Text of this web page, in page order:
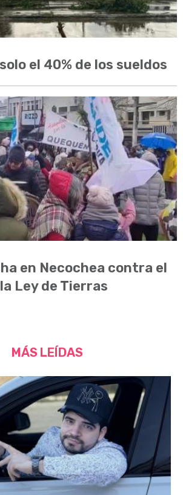
el 40% de los sueldos
en Necochea contra el
Ley de Tierras
MÁS LEÍDAS